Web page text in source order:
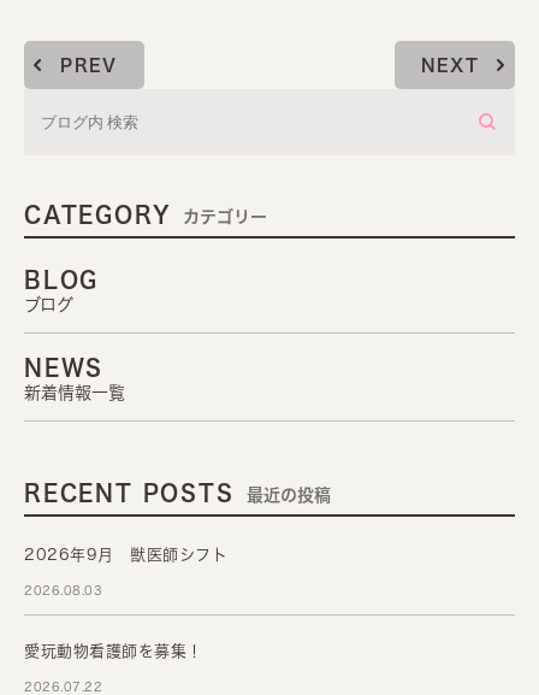
PREV NEXT
CATEGORY カテゴリー
BLOG
ブログ
NEWS
新着情報一覧
RECENT POSTS 最近の投稿
2026年9月 獣医師シフト
2026.08.03
愛玩動物看護師を募集！
2026.07.22